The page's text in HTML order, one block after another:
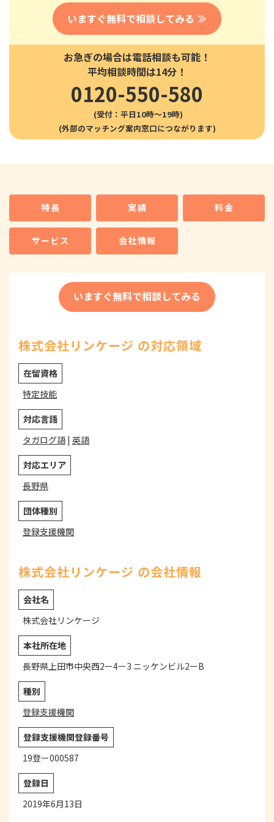
いますぐ無料で相談してみる ≫
お急ぎの場合は電話相談も可能！
平均相談時間は14分！
0120-550-580
(受付：平日10時〜19時)
特長 実績 料金
サービス 会社情報
いますぐ無料で相談してみる
株式会社リンケージ の対応領域
在留資格
特定技能
対応言語
タガログ語| 英語
対応エリア
長野県
団体種別
登録支援機関
株式会社リンケージ の会社情報
会社名
株式会社リンケージ
本社所在地
長野県上田市中央西2ー4ー3 ニッケンビル2ーB
種別
登録支援機関
登録支援機関登録番号
19登ー000587
登録日
2019年6月13日